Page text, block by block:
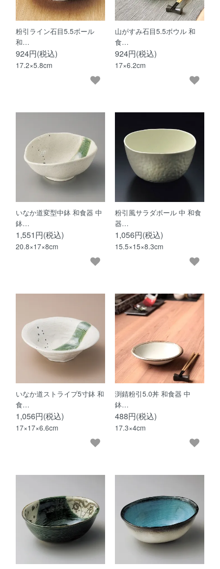
粉引ライン石目5.5ボール
和…
924円(税込)
17.2×5.8cm
山がすみ石目5.5ボウル 和
食…
924円(税込)
17×6.2cm
いなか道変型中鉢 和食器 中
鉢…
1,551円(税込)
20.8×17×8cm
粉引風サラダボール 中 和食
器…
1,056円(税込)
15.5×15×8.3cm
いなか道ストライプ5寸鉢 和
食…
1,056円(税込)
17×17×6.6cm
渕錆粉引5.0丼 和食器 中
鉢…
488円(税込)
17.3×4cm